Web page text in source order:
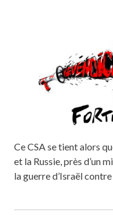
Ce CSA se tient alors
et la Russie, près d’un
la guerre d’Israël